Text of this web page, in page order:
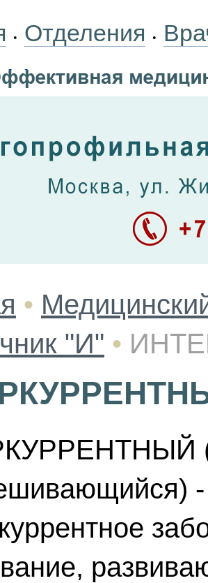
• Отделения •
•
"И" •
-